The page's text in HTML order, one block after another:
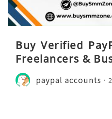
Buy Verified
Freelancers &
paypal accounts